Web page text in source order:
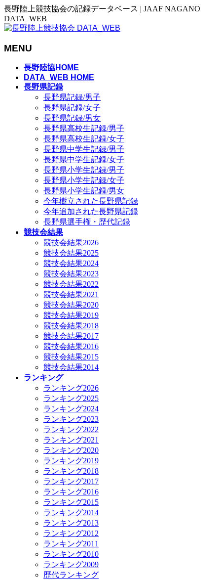
長野陸上競技協会の記録データベース | JAAF NAGANO
DATA_WEB
MENU
長野陸協HOME
DATA_WEB HOME
長野県記録
長野県記録/男子
長野県記録/女子
長野県記録/男女
長野県高校生記録/男子
長野県高校生記録/女子
長野県中学生記録/男子
長野県中学生記録/女子
長野県小学生記録/男子
長野県小学生記録/女子
長野県小学生記録/男女
今年樹立された長野県記録
今年追加された長野県記録
長野県選手権・歴代記録
競技会結果
競技会結果2026
競技会結果2025
競技会結果2024
競技会結果2023
競技会結果2022
競技会結果2021
競技会結果2020
競技会結果2019
競技会結果2018
競技会結果2017
競技会結果2016
競技会結果2015
競技会結果2014
ランキング
ランキング2026
ランキング2025
ランキング2024
ランキング2023
ランキング2022
ランキング2021
ランキング2020
ランキング2019
ランキング2018
ランキング2017
ランキング2016
ランキング2015
ランキング2014
ランキング2013
ランキング2012
ランキング2011
ランキング2010
ランキング2009
歴代ランキング